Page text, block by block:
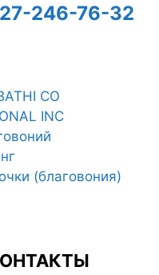
246-76-32
СО
INC
(благовония)